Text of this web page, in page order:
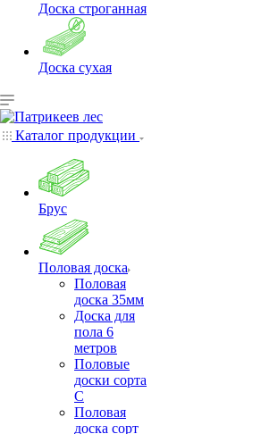
Доска строганная
Доска сухая
Каталог продукции
Брус
Половая доска
Половая
доска 35мм
Доска для
пола 6
метров
Половые
доски сорта
С
Половая
доска сорт